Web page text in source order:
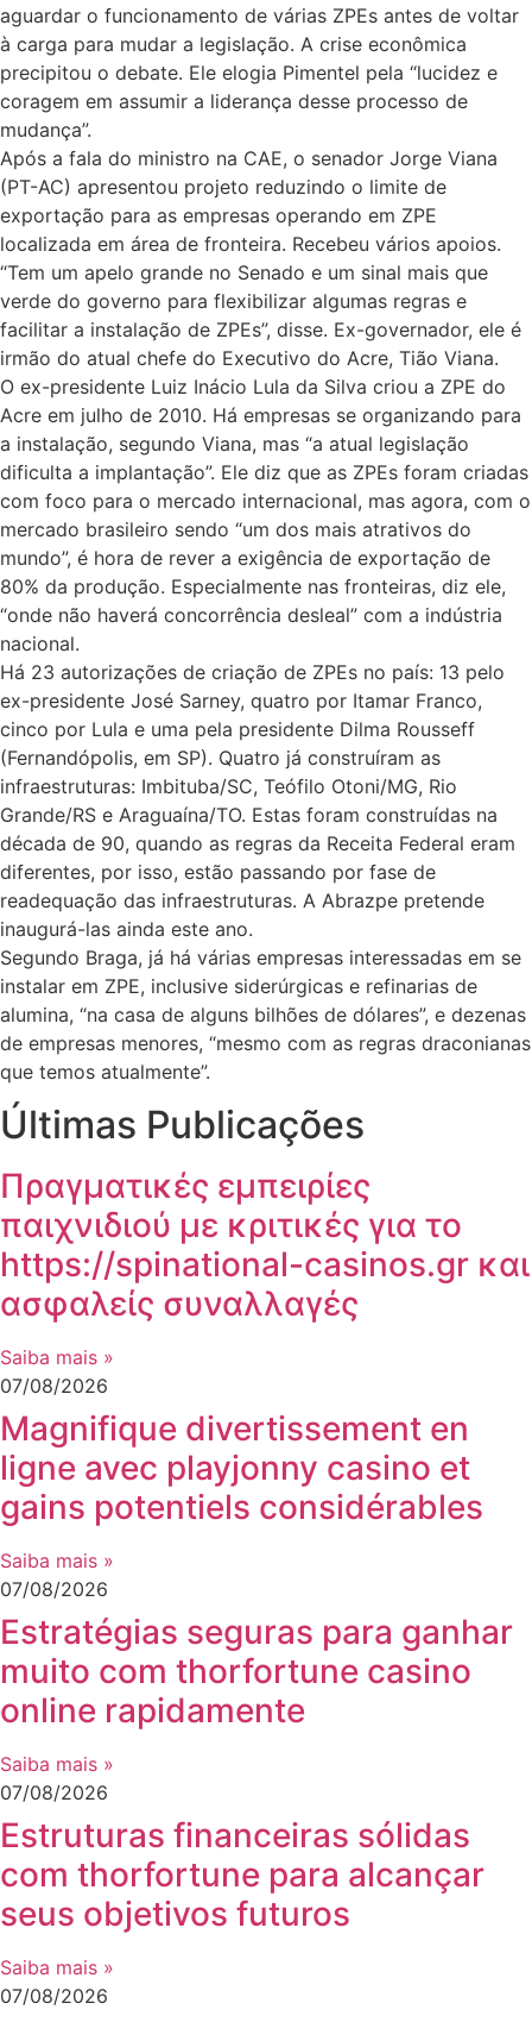
aguardar o funcionamento de várias ZPEs antes de voltar
à carga para mudar a legislação. A crise econômica
precipitou o debate. Ele elogia Pimentel pela “lucidez e
coragem em assumir a liderança desse processo de
mudança”.
Após a fala do ministro na CAE, o senador Jorge Viana
(PT-AC) apresentou projeto reduzindo o limite de
exportação para as empresas operando em ZPE
localizada em área de fronteira. Recebeu vários apoios.
“Tem um apelo grande no Senado e um sinal mais que
verde do governo para flexibilizar algumas regras e
facilitar a instalação de ZPEs”, disse. Ex-governador, ele é
irmão do atual chefe do Executivo do Acre, Tião Viana.
O ex-presidente Luiz Inácio Lula da Silva criou a ZPE do
Acre em julho de 2010. Há empresas se organizando para
a instalação, segundo Viana, mas “a atual legislação
dificulta a implantação”. Ele diz que as ZPEs foram criadas
com foco para o mercado internacional, mas agora, com o
mercado brasileiro sendo “um dos mais atrativos do
mundo”, é hora de rever a exigência de exportação de
80% da produção. Especialmente nas fronteiras, diz ele,
“onde não haverá concorrência desleal” com a indústria
nacional.
Há 23 autorizações de criação de ZPEs no país: 13 pelo
ex-presidente José Sarney, quatro por Itamar Franco,
cinco por Lula e uma pela presidente Dilma Rousseff
(Fernandópolis, em SP). Quatro já construíram as
infraestruturas: Imbituba/SC, Teófilo Otoni/MG, Rio
Grande/RS e Araguaína/TO. Estas foram construídas na
década de 90, quando as regras da Receita Federal eram
diferentes, por isso, estão passando por fase de
readequação das infraestruturas. A Abrazpe pretende
inaugurá-las ainda este ano.
Segundo Braga, já há várias empresas interessadas em se
instalar em ZPE, inclusive siderúrgicas e refinarias de
alumina, “na casa de alguns bilhões de dólares”, e dezenas
de empresas menores, “mesmo com as regras draconianas
que temos atualmente”.
Últimas Publicações
Πραγματικές εμπειρίες
παιχνιδιού με κριτικές για το
https://spinational-casinos.gr και
ασφαλείς συναλλαγές
Saiba mais »
07/08/2026
Magnifique divertissement en
ligne avec playjonny casino et
gains potentiels considérables
Saiba mais »
07/08/2026
Estratégias seguras para ganhar
muito com thorfortune casino
online rapidamente
Saiba mais »
07/08/2026
Estruturas financeiras sólidas
com thorfortune para alcançar
seus objetivos futuros
Saiba mais »
07/08/2026